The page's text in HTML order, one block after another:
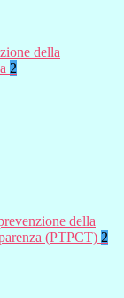
della
2
della
(PTPCT) 2